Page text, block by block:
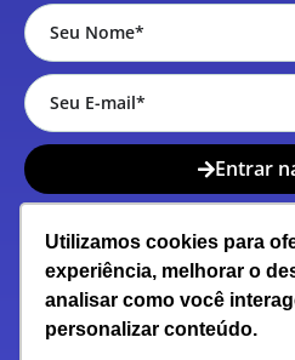
Utilizamos cookies para
experiência, melhorar o
analisar como você
personalizar conteúdo.
Entrar
Nossas